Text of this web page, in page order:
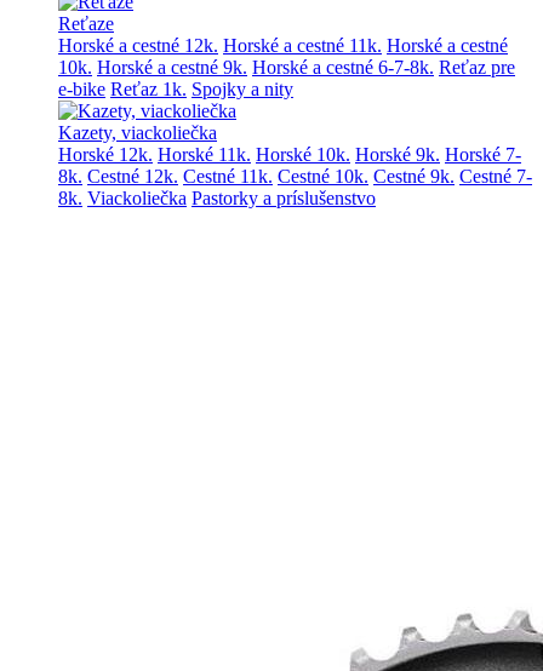
Reťaze
Horské a cestné 12k. Horské a cestné 11k. Horské a cestné
10k. Horské a cestné 9k. Horské a cestné 6-7-8k. Reťaz pre
e-bike Reťaz 1k. Spojky a nity
Kazety, viackoliečka
Horské 12k. Horské 11k. Horské 10k. Horské 9k. Horské 7-
8k. Cestné 12k. Cestné 11k. Cestné 10k. Cestné 9k. Cestné 7-
8k. Viackoliečka Pastorky a príslušenstvo